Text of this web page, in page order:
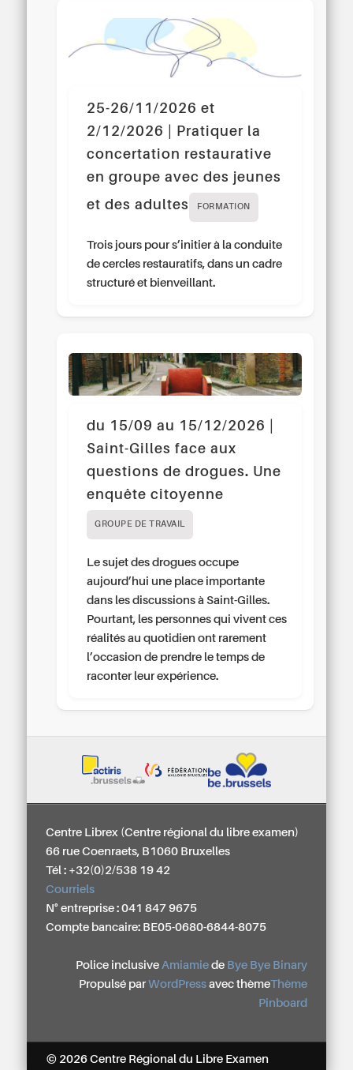
25-26/11/2026 et
2/12/2026 | Pratiquer la
concertation restaurative
en groupe avec des jeunes
et des adultes
FORMATION
Trois jours pour s’initier à la conduite
de cercles restauratifs, dans un cadre
structuré et bienveillant.
du 15/09 au 15/12/2026 |
Saint-Gilles face aux
questions de drogues. Une
enquête citoyenne
GROUPE DE TRAVAIL
Le sujet des drogues occupe
aujourd’hui une place importante
dans les discussions à Saint-Gilles.
Pourtant, les personnes qui vivent ces
réalités au quotidien ont rarement
l’occasion de prendre le temps de
raconter leur expérience.
Centre Librex (Centre régional du libre examen)
66 rue Coenraets, B1060 Bruxelles
Tél : +32(0)2/538 19 42
Courriels
N° entreprise : 041 847 9675
Compte bancaire: BE05-0680-6844-8075
Police inclusive Amiamiede Bye Bye Binary
Propulsé par WordPressavec thèmeThème
Pinboard
© 2026 Centre Régional du Libre Examen